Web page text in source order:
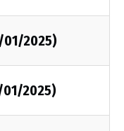
2025)
2025)